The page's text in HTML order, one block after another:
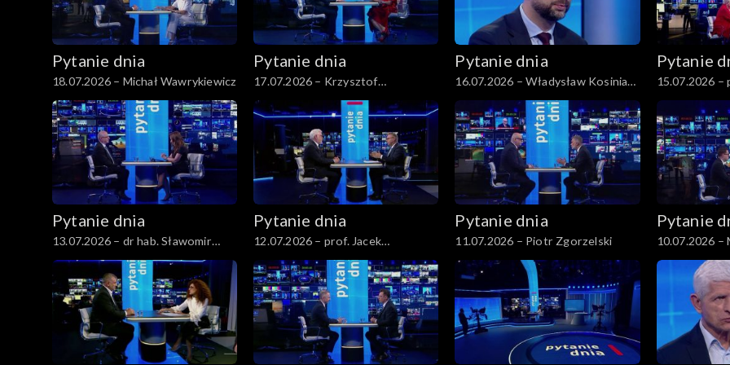
Pytanie dnia
18.07.2026 – Michał Wawrykiewicz
Pytanie dnia
17.07.2026 – Krzysztof
Gawkowski
Pytanie dnia
16.07.2026 – Władysław Kosiniak-
Kamysz
Pytanie
15.07.2026
Pytanie dnia
13.07.2026 – dr hab. Sławomir
Patyra
Pytanie dnia
12.07.2026 – prof. Jacek
Czaputowicz
Pytanie dnia
11.07.2026 – Piotr Zgorzelski
Pytanie
10.07.2026 –